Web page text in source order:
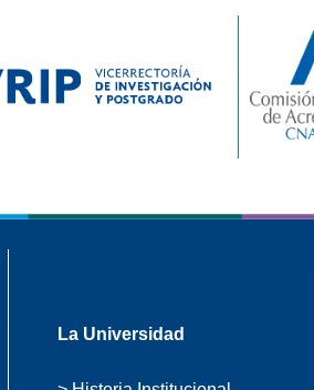
La Universidad